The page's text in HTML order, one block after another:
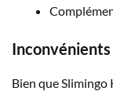
Bien que